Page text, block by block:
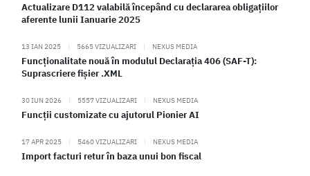
Actualizare D112 valabilă începând cu declararea obligațiilor
aferente lunii Ianuarie 2025
13 IAN 2025 | 5665 VIZUALIZARI | NEXUS MEDIA
Funcționalitate nouă în modulul Declarația 406 (SAF-T):
Suprascriere fișier .XML
30 IUN 2026 | 5557 VIZUALIZARI | NEXUS MEDIA
Funcții customizate cu ajutorul Pionier AI
17 APR 2025 | 5460 VIZUALIZARI | NEXUS MEDIA
Import facturi retur în baza unui bon fiscal